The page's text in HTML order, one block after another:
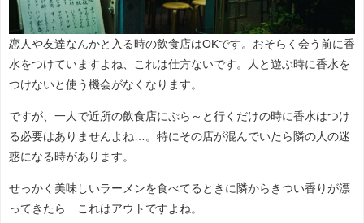
恋人や友達なんかと入る時の飲食店はOKです。おそらく会う前に香
水をつけていますよね、これは仕方ないです。人と遊ぶ時に香水を
つけないと使う機会がなくなります。
ですが、一人で近所の飲食店にぷら～と行くだけの時に香水はつけ
る必要はありませんよね…。特にその店が混んでいたら隣の人の迷
惑になる時があります。
せっかく美味しいラーメンを食べてるときに隣からきつい香りが漂
ってきたら…これはアウトですよね。